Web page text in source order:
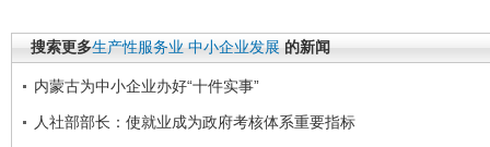
搜索更多生产性服务业 中小企业发展 的新闻
内蒙古为中小企业办好“十件实事”
人社部部长：使就业成为政府考核体系重要指标